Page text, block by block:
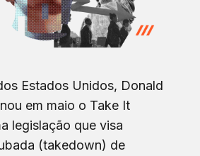
Estados Unidos, Donald
em maio o Take It
legislação que visa
(takedown) de